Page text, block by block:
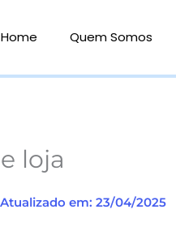
Home Quem Somos
loja
Atualizado em: 23/04/2025